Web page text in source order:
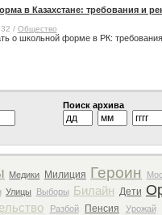
в Казахстане: требования и
/ Общество
о школьной форме в РК:
Поиск архива
Медики Милиция Героин
Улицы Выборы Билайн Дети
Разбой Пенсия Урожай